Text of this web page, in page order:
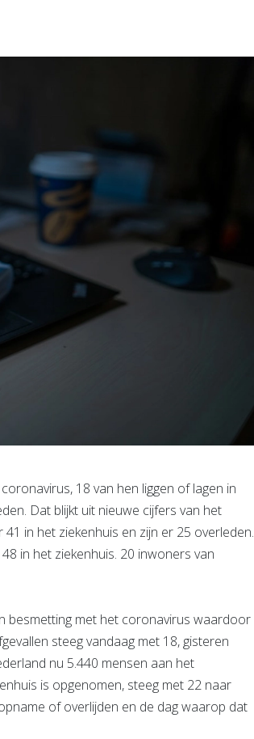
18 van hen liggen of lagen in
Dat blijkt uit nieuwe cijfers van het
in het ziekenhuis en zijn er 25 overleden.
in het ziekenhuis. 20 inwoners van
besmetting met het coronavirus waardoor
steeg vandaag met 18, gisteren
nu 5.440 mensen aan het
is opgenomen, steeg met 22 naar
of overlijden en de dag waarop dat